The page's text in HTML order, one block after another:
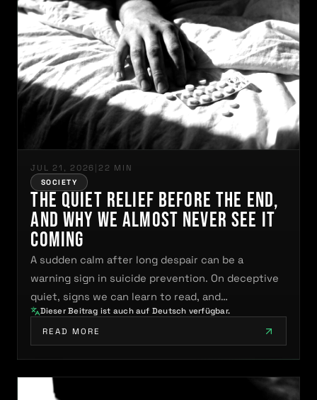
JUL 21, 2026 | 22 MIN
SOCIETY
The Quiet Relief Before the End,
and Why We Almost Never See It
Coming
A sudden calm after long despair can be a
warning sign in suicide prevention. On deceptive
quiet, signs we can learn to read, and…
Dieser Beitrag ist auch auf Deutsch verfügbar.
READ MORE